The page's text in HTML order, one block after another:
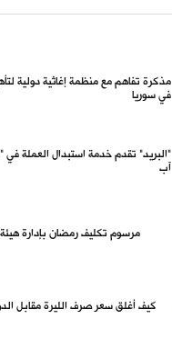
مذكرة تفاهم مع منظمة إغاثية دولية
في سوريا
آب
مرسوم تكليف رمضان بإدارة هيئة
كيف أغلق سعر صرف الليرة مقابل